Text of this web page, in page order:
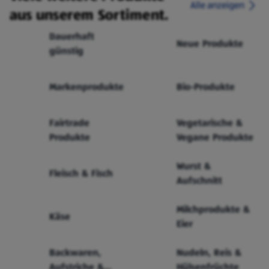
aus unserem Sortiment.
Alle anzeigen
Dauerhaft
günstig
Neue Produkte
Markenprodukte Bio-Produkte
Fairtrade
Produkte
Vegetarische &
Vegane Produkte
Fleisch & Fisch
Wurst &
Aufschnitt
Käse
Milchprodukte &
Eier
Backwaren,
Nudeln, Reis &